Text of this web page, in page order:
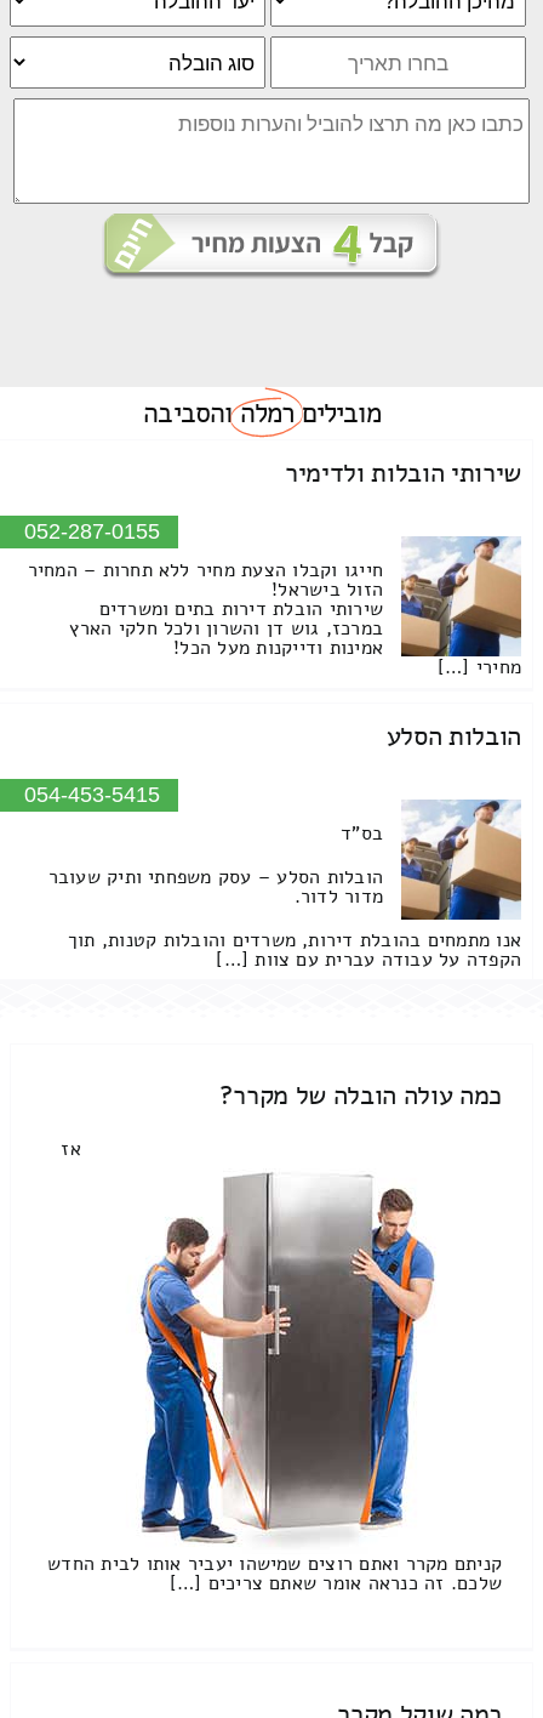
מוביליםרמלהוהסביבה
שירותי הובלות ולדימיר
052-287-0155
חייגו וקבלו הצעת מחיר ללא תחרות – המחיר
הזול בישראל!
שירותי הובלת דירות בתים ומשרדים
במרכז, גוש דן והשרון ולכל חלקי הארץ
אמינות ודייקנות מעל הכל!
מחירי […]
הובלות הסלע
054-453-5415
בס"ד
הובלות הסלע – עסק משפחתי ותיק שעובר
מדור לדור.
אנו מתמחים בהובלת דירות, משרדים והובלות קטנות, תוך
הקפדה על עבודה עברית עם צוות […]
כמה עולה הובלה של מקרר?
אז
קניתם מקרר ואתם רוצים שמישהו יעביר אותו לבית החדש
שלכם. זה כנראה אומר שאתם צריכים […]